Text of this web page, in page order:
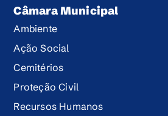
Câmara Municipal
Ambiente
Ação Social
Cemitérios
Proteção Civil
Recursos Humanos